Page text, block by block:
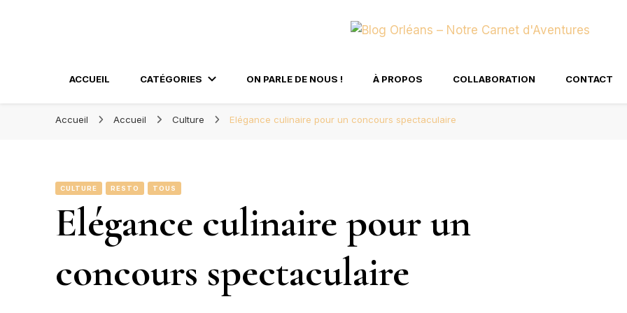
ACCUEIL CATÉGORIES ON PARLE DE NOUS ! À PROPOS COLLABORATION CONTACT
Accueil Accueil Culture Elégance culinaire pour un concours spectaculaire
CULTURE RESTO TOUS
Elégance culinaire pour un
concours spectaculaire